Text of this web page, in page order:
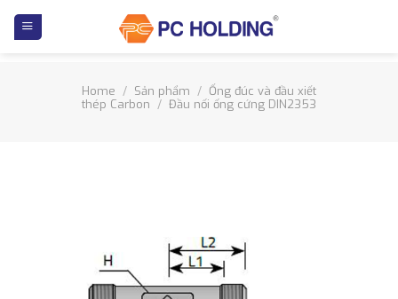
Home / Sản phẩm / Ống đúc và đầu xiết
thép Carbon / Đầu nối ống cứng DIN2353